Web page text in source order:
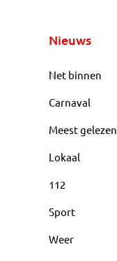
Nieuws
Net binnen
Carnaval
Meest gelezen
Lokaal
112
Sport
Weer